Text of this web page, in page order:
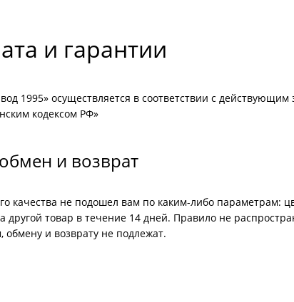
двери
двери
двери
Синие
и гарантии
1995» осуществляется в соответствии с действующим
кодексом РФ»
и возврат
качества не подошел вам по каким-либо параметрам:
товар в течение 14 дней. Правило не
обмену и возврату не подлежат.